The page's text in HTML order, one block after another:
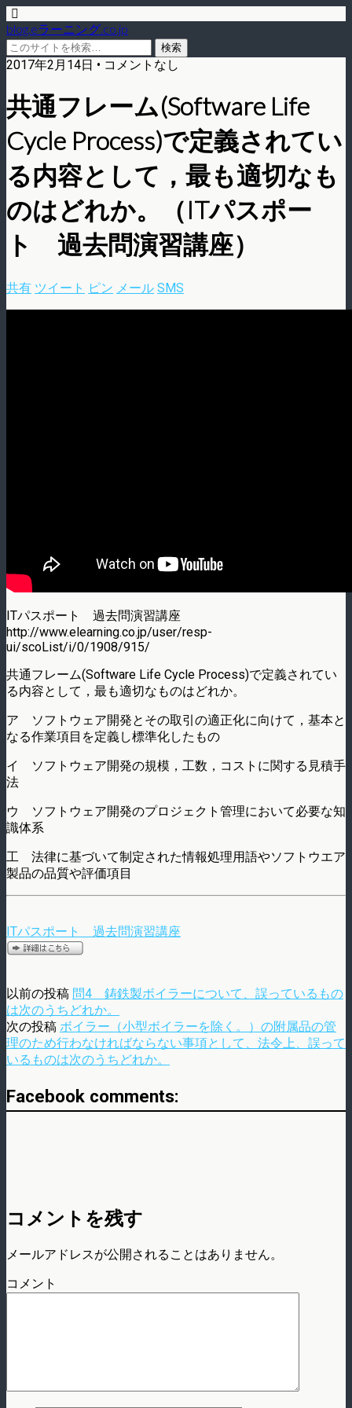
blog.eラーニング.co.jp
2017年2月14日 • コメントなし
共通フレーム(Software Life
Cycle Process)で定義されてい
る内容として，最も適切なも
のはどれか。（ITパスポー
ト 過去問演習講座）
共有 ツイート ピン メール SMS
ITパスポート 過去問演習講座
http://www.elearning.co.jp/user/resp-
ui/scoList/i/0/1908/915/
共通フレーム(Software Life Cycle Process)で定義されてい
る内容として，最も適切なものはどれか。
ア ソフトウェア開発とその取引の適正化に向けて，基本と
なる作業項目を定義し標準化したもの
イ ソフトウェア開発の規模，工数，コストに関する見積手
法
ウ ソフトウェア開発のプロジェクト管理において必要な知
識体系
工 法律に基づいて制定された情報処理用語やソフトウエア
製品の品質や評価項目
ITパスポート 過去問演習講座
以前の投稿 問4 鋳鉄製ボイラーについて、誤っているもの
は次のうちどれか。
次の投稿 ボイラー（小型ボイラーを除く。）の附属品の管
理のため行わなければならない事項として、法令上、誤って
いるものは次のうちどれか。
Facebook comments:
コメントを残す
メールアドレスが公開されることはありません。
コメント